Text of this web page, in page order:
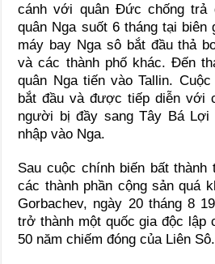
cánh với quân Đức chống trả
quân Nga suốt 6 tháng tại biên
máy bay Nga sô bắt đầu thả
và các thành phố khác. Đến
quân Nga tiến vào Tallin.
bắt đầu và được tiếp diễn với
người bị đầy sang Tây Bá
nhập vào Nga.
Sau cuộc chính biến bất
các thành phần cộng sản quá
Gorbachev, ngày 20 tháng 8
trở thành một quốc gia độc lập
50 năm chiếm đóng của Liên Sô.